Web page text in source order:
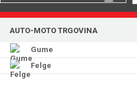
Gume
Katalog rezervnih dijelova
AUTO-MOTO TRGOVINA
Gume
Felge